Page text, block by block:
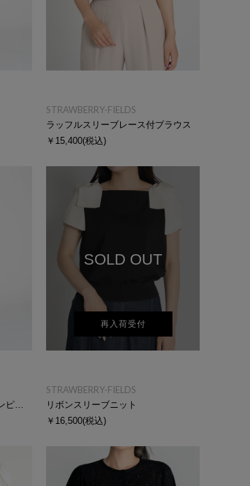
STRAWBERRY-FIELDS
ラッフルスリーブレース付ブラウス
￥15,400(税込)
Ｖネックフィット＆フレアワンピース
SOLD OUT
再入荷受付
STRAWBERRY-FIELDS
リボンスリーブニット
￥16,500(税込)